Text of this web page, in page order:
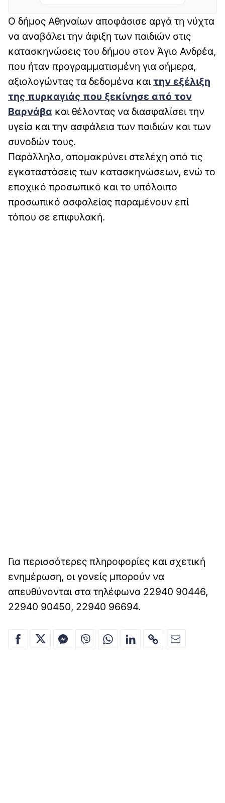
Ο δήμος Αθηναίων αποφάσισε αργά τη νύχτα
να αναβάλει την άφιξη των παιδιών στις
κατασκηνώσεις του δήμου στον Άγιο Ανδρέα,
που ήταν προγραμματισμένη για σήμερα,
αξιολογώντας τα δεδομένα και την εξέλιξη
της πυρκαγιάς που ξεκίνησε από τον
Βαρνάβα και θέλοντας να διασφαλίσει την
υγεία και την ασφάλεια των παιδιών και των
συνοδών τους.
Παράλληλα, απομακρύνει στελέχη από τις
εγκαταστάσεις των κατασκηνώσεων, ενώ το
εποχικό προσωπικό και το υπόλοιπο
προσωπικό ασφαλείας παραμένουν επί
τόπου σε επιφυλακή.
Για περισσότερες πληροφορίες και σχετική
ενημέρωση, οι γονείς μπορούν να
απευθύνονται στα τηλέφωνα 22940 90446,
22940 90450, 22940 96694.